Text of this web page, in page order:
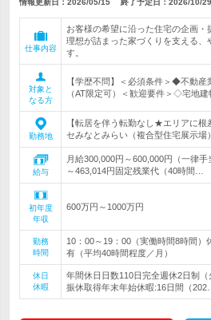
情報更新日：2026/05/15 終了予定日： 2026/10/29
仕事内容
お客様の希望に沿った住宅の企画
理想が詰まった家づくりを支える、
す。
対象と
なる方
【学歴不問】＜必須条件＞◆不動
（AT限定可）＜歓迎要件＞◇宅地
勤務地
【転居を伴う転勤なし★エリアに根
セみなとみらい（複合型住宅展示場
給与
月給300,000円～600,000円（一律
～463,014円固定残業代（40時間…
初年度
年収
600万円～1000万円
勤務
時間
10：00～19：00（実働時間8時間）
有（平均40時間程度／月）
休日
休暇
年間休日日数110日完全週休2日制
振休取得年末年始休暇:16日間（202…